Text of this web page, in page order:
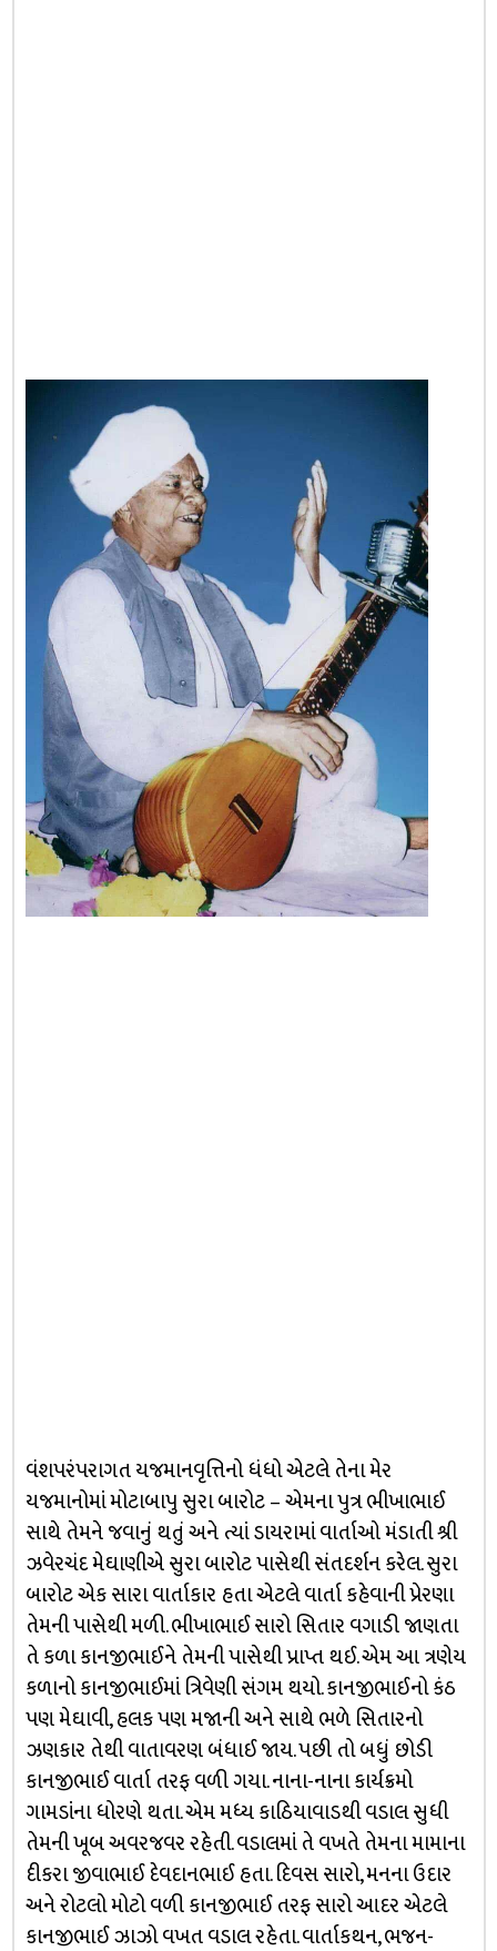
વંશપરંપરાગત યજમાનવૃત્તિનો ધંધો એટલે તેના મેર
યજમાનોમાં મોટાબાપુ સુરા બારોટ – એમના પુત્ર ભીખાભાઈ
સાથે તેમને જવાનું થતું અને ત્યાં ડાયરામાં વાર્તાઓ મંડાતી શ્રી
ઝવેરચંદ મેઘાણીએ સુરા બારોટ પાસેથી સંતદર્શન કરેલ. સુરા
બારોટ એક સારા વાર્તાકાર હતા એટલે વાર્તા કહેવાની પ્રેરણા
તેમની પાસેથી મળી. ભીખાભાઈ સારો સિતાર વગાડી જાણતા
તે કળા કાનજીભાઈને તેમની પાસેથી પ્રાપ્ત થઈ. એમ આ ત્રણેય
કળાનો કાનજીભાઈમાં ત્રિવેણી સંગમ થયો. કાનજીભાઈનો કંઠ
પણ મેઘાવી, હલક પણ મજાની અને સાથે ભળે સિતારનો
ઝણકાર તેથી વાતાવરણ બંધાઈ જાય. પછી તો બધું છોડી
કાનજીભાઈ વાર્તા તરફ વળી ગયા. નાના-નાના કાર્યક્રમો
ગામડાંના ધોરણે થતા. એમ મધ્ય કાઠિયાવાડથી વડાલ સુધી
તેમની ખૂબ અવરજવર રહેતી. વડાલમાં તે વખતે તેમના મામાના
દીકરા જીવાભાઈ દેવદાનભાઈ હતા. દિવસ સારો, મનના ઉદાર
અને રોટલો મોટો વળી કાનજીભાઈ તરફ સારો આદર એટલે
કાનજીભાઈ ઝાઝો વખત વડાલ રહેતા. વાર્તાકથન, ભજન-